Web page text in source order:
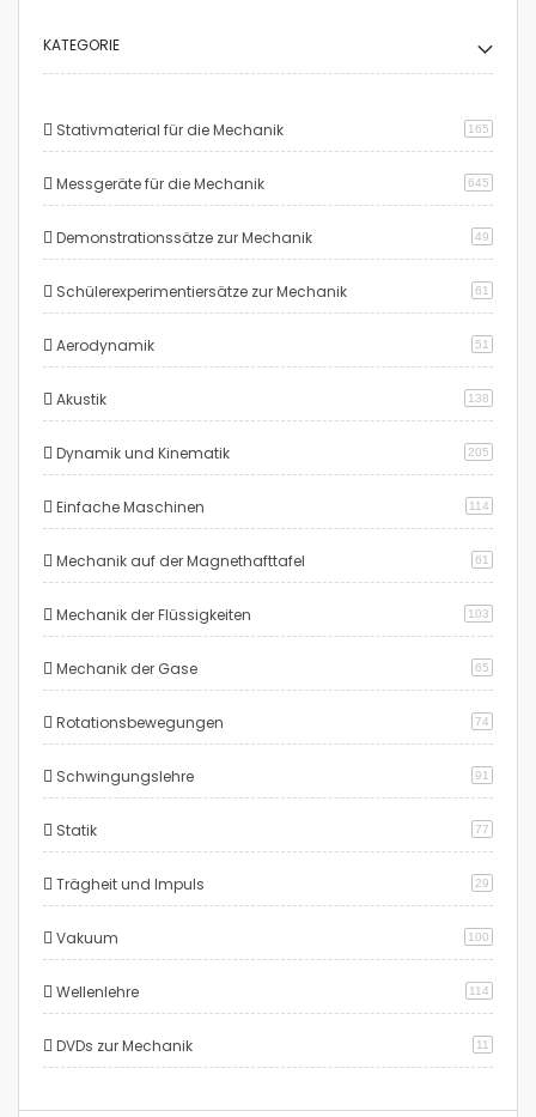
KATEGORIE
Stativmaterial für die Mechanik 165
Messgeräte für die Mechanik 645
Demonstrationssätze zur Mechanik 49
Schülerexperimentiersätze zur Mechanik 61
Aerodynamik 51
Akustik 138
Dynamik und Kinematik 205
Einfache Maschinen 114
Mechanik auf der Magnethafttafel 61
Mechanik der Flüssigkeiten 103
Mechanik der Gase 65
Rotationsbewegungen 74
Schwingungslehre 91
Statik 77
Trägheit und Impuls 29
Vakuum 100
Wellenlehre 114
DVDs zur Mechanik 11